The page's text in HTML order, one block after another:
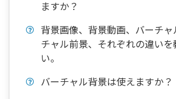
ますか？
背景画像、背景動画、バーチャ
チャル前景、それぞれの違いを
い。
バーチャル背景は使えますか？